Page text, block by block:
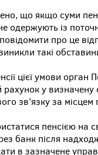
що якщо суми
одержують із
про це
такі
цієї умови орган
у
зв’язку за
пенсією на
банк після
в зазначене